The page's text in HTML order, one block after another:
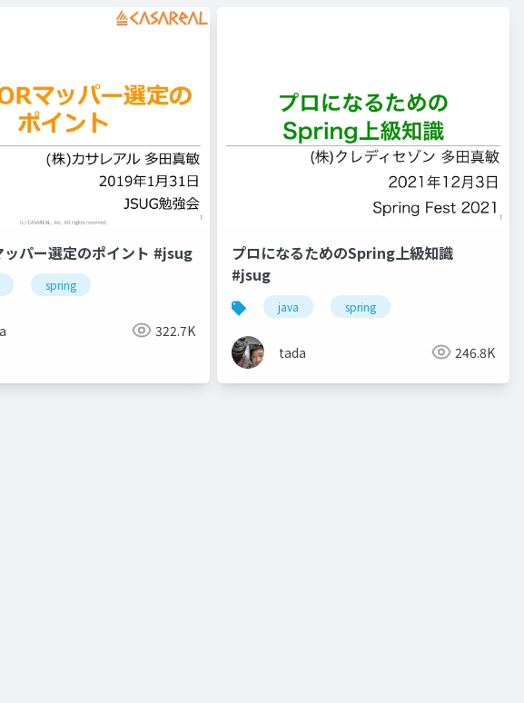
パー選定のポイント #jsug
spring
322.7K
プロになるためのSpring上級知識
#jsug
java spring
tada 246.8K